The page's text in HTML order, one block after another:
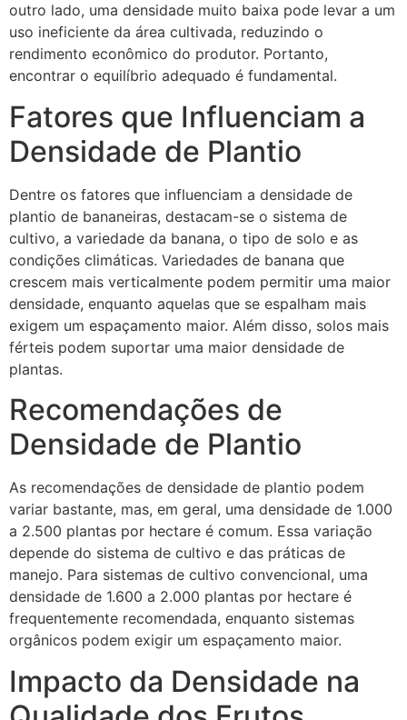
outro lado, uma densidade muito baixa pode levar a um
uso ineficiente da área cultivada, reduzindo o
rendimento econômico do produtor. Portanto,
encontrar o equilíbrio adequado é fundamental.
Fatores que Influenciam a
Densidade de Plantio
Dentre os fatores que influenciam a densidade de
plantio de bananeiras, destacam-se o sistema de
cultivo, a variedade da banana, o tipo de solo e as
condições climáticas. Variedades de banana que
crescem mais verticalmente podem permitir uma maior
densidade, enquanto aquelas que se espalham mais
exigem um espaçamento maior. Além disso, solos mais
férteis podem suportar uma maior densidade de
plantas.
Recomendações de
Densidade de Plantio
As recomendações de densidade de plantio podem
variar bastante, mas, em geral, uma densidade de 1.000
a 2.500 plantas por hectare é comum. Essa variação
depende do sistema de cultivo e das práticas de
manejo. Para sistemas de cultivo convencional, uma
densidade de 1.600 a 2.000 plantas por hectare é
frequentemente recomendada, enquanto sistemas
orgânicos podem exigir um espaçamento maior.
Impacto da Densidade na